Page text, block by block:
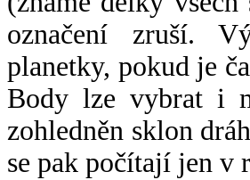
označení zruší.
planetky, pokud je
Body lze vybrat i
zohledněn sklon
se pak počítají jen v